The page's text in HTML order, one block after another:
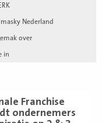
Nederland
over
in
Franchise
ondernemers